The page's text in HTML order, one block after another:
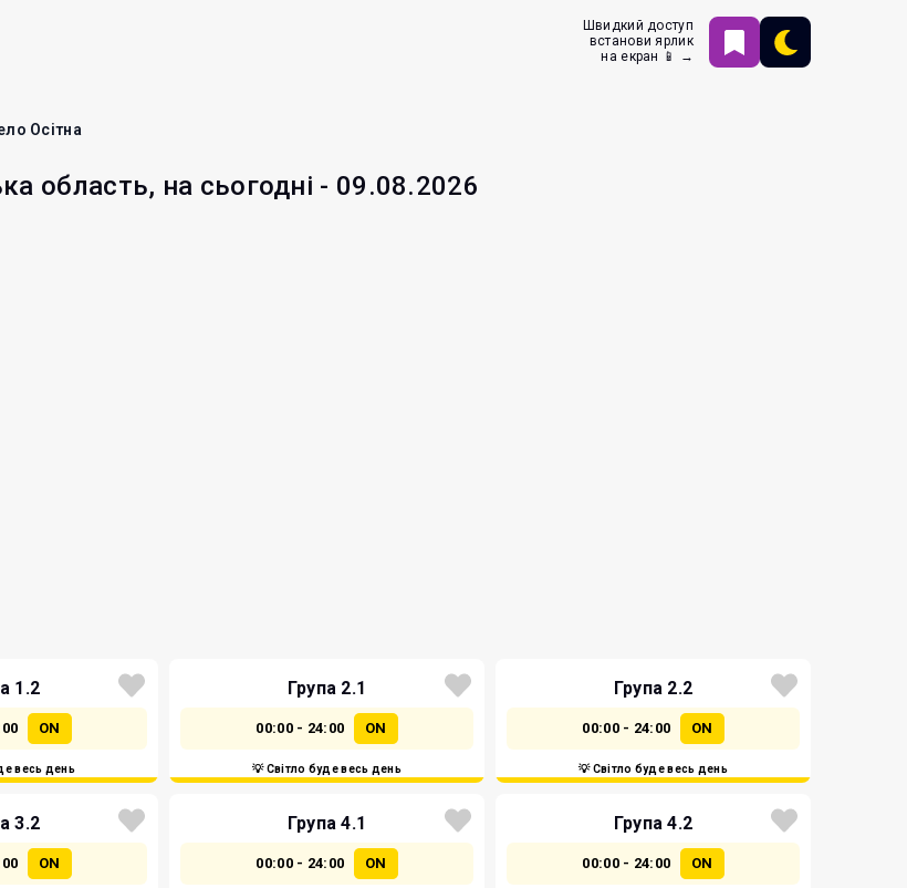
Швидкий доступ
встанови ярлик
на екран 📱 →
Осітна
область, на сьогодні - 09.08.2026
1.2
ON
весь день
Група 2.1
00:00 - 24:00 ON
💡 Світло буде весь день
Група 2.2
00:00 - 24:00 ON
💡 Світло буде весь день
3.2
ON
Група 4.1
00:00 - 24:00 ON
Група 4.2
00:00 - 24:00 ON